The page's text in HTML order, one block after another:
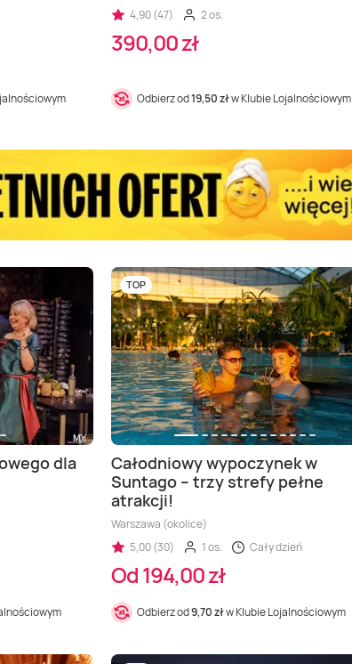
4,90 (47)
2 os.
390,00 zł
Odbierz od19,50 złw Klubie Lojalnościowym
dla
TOP
Całodniowy wypoczynek w
Suntago – trzy strefy pełne
atrakcji!
Warszawa (okolice)
5,00 (30)
1 os. Cały dzień
Od 194,00 zł
Odbierz od9,70 złw Klubie Lojalnościowym